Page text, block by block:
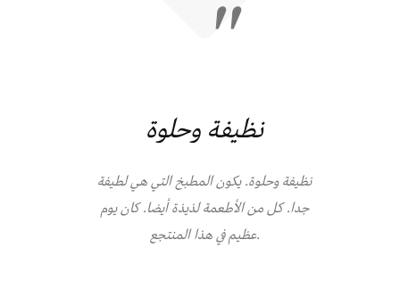
نظيفة وحلوة
نظيفة وحلوة. يكون المطبخ التي هي لطيفة
جدا. كل من الأطعمة لذيذة أيضا. كان يوم
عظيم في هذا المنتجع.